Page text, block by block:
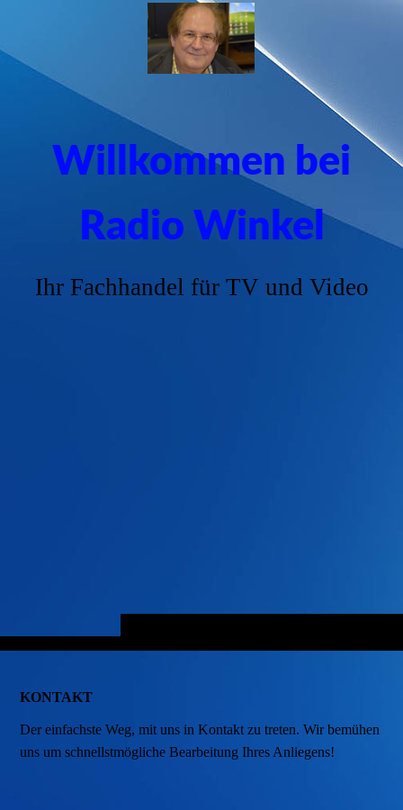
Willkommen bei
Radio Winkel
Ihr Fachhandel für TV und Video
KONTAKT
Der einfachste Weg, mit uns in Kontakt zu treten. Wir bemühen
uns um schnellstmögliche Bearbeitung Ihres Anliegens!